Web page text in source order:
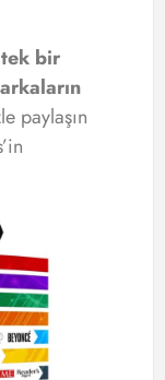
bir
paylaşın